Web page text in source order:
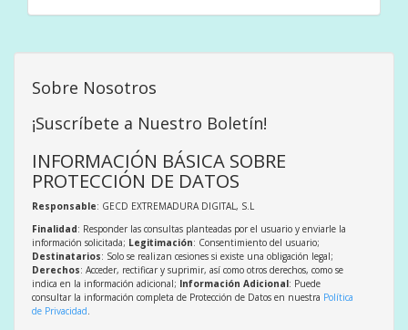
Sobre Nosotros
¡Suscríbete a Nuestro Boletín!
INFORMACIÓN BÁSICA SOBRE
PROTECCIÓN DE DATOS
Responsable: GECD EXTREMADURA DIGITAL, S.L
Finalidad: Responder las consultas planteadas por el usuario y enviarle la
información solicitada; Legitimación: Consentimiento del usuario;
Destinatarios: Solo se realizan cesiones si existe una obligación legal;
Derechos: Acceder, rectificar y suprimir, así como otros derechos, como se
indica en la información adicional; Información Adicional: Puede
consultar la información completa de Protección de Datos en nuestra Política
de Privacidad